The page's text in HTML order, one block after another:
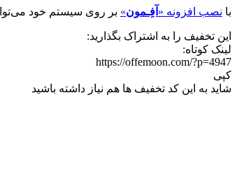
با نصب افزونه « آفِـمون» بر روی سیستم خود
این تخفیف را به اشتراک بگذارید:
لینک کوتاه:
https://offemoon.com/?p=4947
کپی
شاید به این کد تخفیف ها هم نیاز داشته باشید